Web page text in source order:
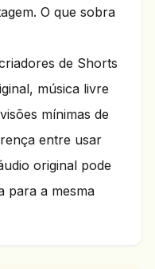
O que sobra
de Shorts
música livre
mínimas de
entre usar
original pode
para a mesma